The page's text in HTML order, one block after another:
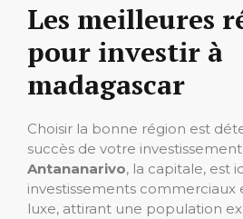
Les meilleures
pour investir à
madagascar
Choisir la bonne région est
succès de votre
Antananarivo, la capitale, est
investissements commerciaux
luxe, attirant une population